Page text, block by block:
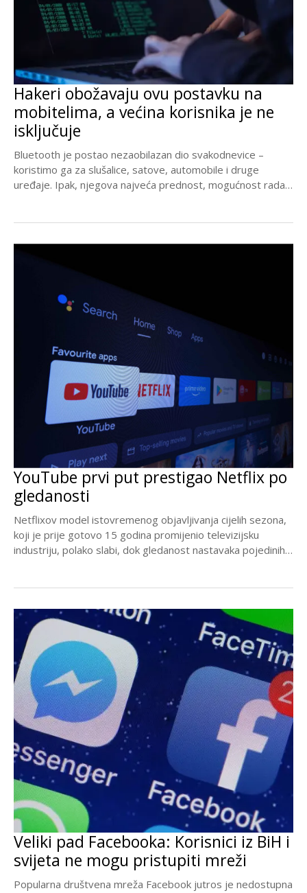
Hakeri obožavaju ovu postavku na
mobitelima, a većina korisnika je ne
isključuje
Bluetooth je postao nezaobilazan dio svakodnevice –
koristimo ga za slušalice, satove, automobile i druge
uređaje. Ipak, njegova najveća prednost, mogućnost rada
YouTube prvi put prestigao Netflix po
gledanosti
Netflixov model istovremenog objavljivanja cijelih sezona,
koji je prije gotovo 15 godina promijenio televizijsku
industriju, polako slabi, dok gledanost nastavaka pojedinih
Veliki pad Facebooka: Korisnici iz BiH i
svijeta ne mogu pristupiti mreži
Popularna društvena mreža Facebook jutros je nedostupna